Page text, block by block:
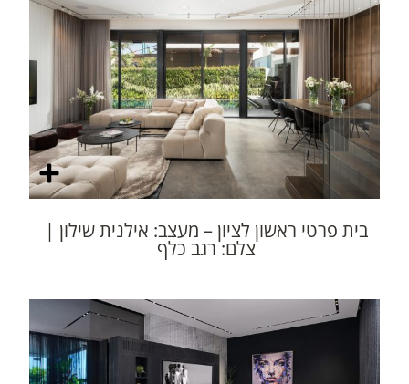
בית פרטי ראשון לציון – מעצב: אילנית שילון |
צלם: רגב כלף